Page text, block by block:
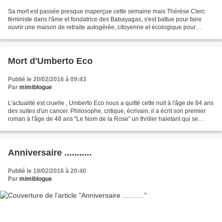
Sa mort est passée presque inaperçue cette semaine mais Thérèse Clerc
féministe dans l'âme et fondatrice des Babayagas, s'est battue pour faire
ouvrir une maison de retraite autogérée, citoyenne et écologique pour
Mort d'Umberto Eco
Publié le 20/02/2016 à 09:43
Par mimiblogue
L'actualité est cruelle , Umberto Eco nous a quitté cette nuit à l'âge de 84 ans
des suites d'un cancer. Philosophe, critique, écrivain, il a écrit son premier
roman à l'âge de 48 ans "Le Nom de la Rose" un thriller haletant qui se
Anniversaire ...........
Publié le 19/02/2016 à 20:40
Par mimiblogue